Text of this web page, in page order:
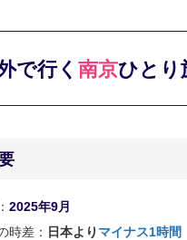
で行く南京ひとり
2025年9月
時差： 日本より マイナス1時間